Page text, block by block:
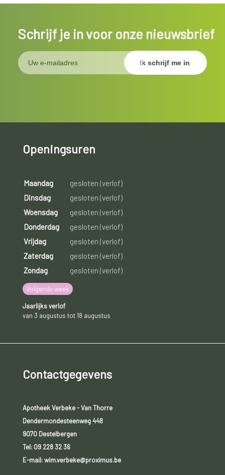
Schrijf je in voor onze nieuwsbrief
Openingsuren
Maandag
gesloten (verlof)
Dinsdag
gesloten (verlof)
Woensdag
gesloten (verlof)
Donderdag
gesloten (verlof)
Vrijdag
gesloten (verlof)
Zaterdag
gesloten (verlof)
Zondag
gesloten (verlof)
Volgende week
Jaarlijks verlof
van 3 augustus tot 18 augustus
Contactgegevens
Apotheek Verbeke - Van Thorre
Dendermondesteenweg 448
9070 Destelbergen
Tel: 09 228 32 36
E-mail: wim.verbeke@proximus.be